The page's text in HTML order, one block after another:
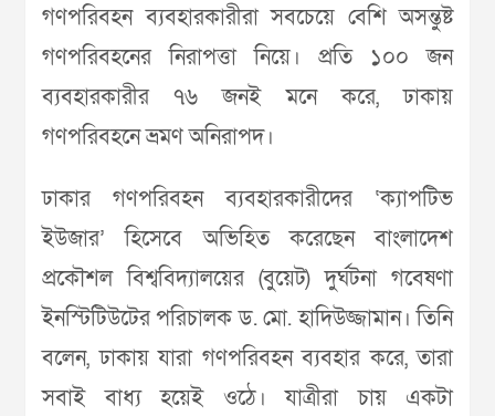
গণপরিবহন ব্যবহারকারীরা সবচেয়ে বেশি অসন্তুষ্ট
গণপরিবহনের নিরাপত্তা নিয়ে। প্রতি ১০০ জন
ব্যবহারকারীর ৭৬ জনই মনে করে, ঢাকায়
গণপরিবহনে ভ্রমণ অনিরাপদ।
ঢাকার গণপরিবহন ব্যবহারকারীদের ‘ক্যাপটিভ
ইউজার’ হিসেবে অভিহিত করেছেন বাংলাদেশ
প্রকৌশল বিশ্ববিদ্যালয়ের (বুয়েট) দুর্ঘটনা গবেষণা
ইনস্টিটিউটের পরিচালক ড. মো. হাদিউজ্জামান। তিনি
বলেন, ঢাকায় যারা গণপরিবহন ব্যবহার করে, তারা
সবাই বাধ্য হয়েই ওঠে। যাত্রীরা চায় একটা